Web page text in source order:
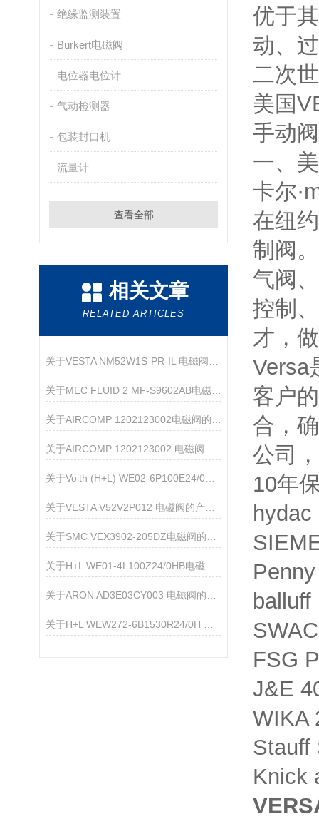
绝缘监测装置
Burkert电磁阀
电位器电位计
气动检测器
包装封口机
流量计
查看全部
相关文章
RELATED ARTICLES
关于MEC FLUID 2 MF-S9602AB电磁阀的产品介绍
关于VESTA V52V2P012 电磁阀的产品介绍
关于H+L WE01-4L100Z24/0HB电磁阀的产品介绍
优于
动、
二次
美国
手动
一、
卡尔
在纽
制阀
气阀
控制
才，
Versa
客户
合，
公司
10年
FSG
J&E
WIKA
Stauff
Knick